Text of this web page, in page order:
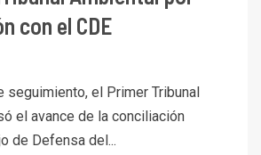
con el CDE
seguimiento, el Primer Tribunal
el avance de la conciliación
de Defensa del...